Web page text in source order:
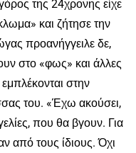
της 24χρονης είχε
και ζήτησε την
προανήγγειλε δε,
στο «φως» και άλλες
εμπλέκονται στην
του. «Έχω ακούσει,
που θα βγουν. Για
από τους ίδιους. Όχι